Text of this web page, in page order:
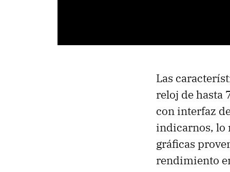
Las
reloj de hasta
con interfaz
indicarnos, lo
gráficas
rendimiento